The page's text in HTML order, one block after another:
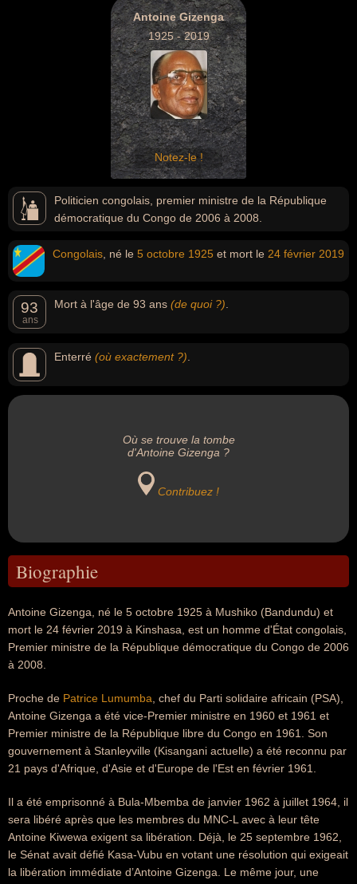
Antoine Gizenga
1925 - 2019
Notez-le !
Politicien congolais, premier ministre de la République
démocratique du Congo de 2006 à 2008.
Congolais , né le 5 octobre 1925 et mort le 24 février 2019
93
ans
Mort à l'âge de 93 ans (de quoi ?)
Enterré (où exactement ?)
Où se trouve la tombe
d'Antoine Gizenga ?
Contribuez !
Biographie
Antoine Gizenga, né le 5 octobre 1925 à Mushiko (Bandundu) et
mort le 24 février 2019 à Kinshasa, est un homme d'État congolais,
Premier ministre de la République démocratique du Congo de 2006
à 2008.
Proche de Patrice Lumumba , chef du Parti solidaire africain (PSA),
Antoine Gizenga a été vice-Premier ministre en 1960 et 1961 et
Premier ministre de la République libre du Congo en 1961. Son
gouvernement à Stanleyville (Kisangani actuelle) a été reconnu par
21 pays d'Afrique, d'Asie et d'Europe de l'Est en février 1961.
Il a été emprisonné à Bula-Mbemba de janvier 1962 à juillet 1964, il
sera libéré après que les membres du MNC-L avec à leur tête
Antoine Kiwewa exigent sa libération. Déjà, le 25 septembre 1962,
le Sénat avait défié Kasa-Vubu en votant une résolution qui exigeait
la libération immédiate d’Antoine Gizenga. Le même jour, une